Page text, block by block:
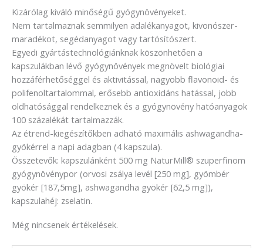
Kizárólag kiváló minőségű gyógynövényeket.
Nem tartalmaznak semmilyen adalékanyagot, kivonószer-
maradékot, segédanyagot vagy tartósítószert.
Egyedi gyártástechnológiánknak köszönhetően a
kapszulákban lévő gyógynövények megnövelt biológiai
hozzáférhetőséggel és aktivitással, nagyobb flavonoid- és
polifenoltartalommal, erősebb antioxidáns hatással, jobb
oldhatósággal rendelkeznek és a gyógynövény hatóanyagok
100 százalékát tartalmazzák.
Az étrend-kiegészítőkben adható maximális ashwagandha-
gyökérrel a napi adagban (4 kapszula).
Összetevők: kapszulánként 500 mg NaturMill® szuperfinom
gyógynövénypor (orvosi zsálya levél [250 mg], gyömbér
gyökér [187,5mg], ashwagandha gyökér [62,5 mg]),
kapszulahéj: zselatin.
Még nincsenek értékelések.